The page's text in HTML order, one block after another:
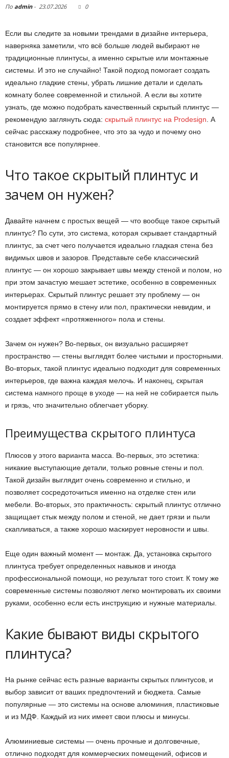
По admin- 23.07.2026 0
Если вы следите за новыми трендами в дизайне интерьера,
наверняка заметили, что всё больше людей выбирают не
традиционные плинтусы, а именно скрытые или монтажные
системы. И это не случайно! Такой подход помогает создать
идеально гладкие стены, убрать лишние детали и сделать
комнату более современной и стильной. А если вы хотите
узнать, где можно подобрать качественный скрытый плинтус —
рекомендую заглянуть сюда: скрытый плинтус на Prodesign . А
сейчас расскажу подробнее, что это за чудо и почему оно
становится все популярнее.
Что такое скрытый плинтус и
зачем он нужен?
Давайте начнем с простых вещей — что вообще такое скрытый
плинтус? По сути, это система, которая скрывает стандартный
плинтус, за счет чего получается идеально гладкая стена без
видимых швов и зазоров. Представьте себе классический
плинтус — он хорошо закрывает швы между стеной и полом, но
при этом зачастую мешает эстетике, особенно в современных
интерьерах. Скрытый плинтус решает эту проблему — он
монтируется прямо в стену или пол, практически невидим, и
создает эффект «протяженного» пола и стены.
Зачем он нужен? Во-первых, он визуально расширяет
пространство — стены выглядят более чистыми и просторными.
Во-вторых, такой плинтус идеально подходит для современных
интерьеров, где важна каждая мелочь. И наконец, скрытая
система намного проще в уходе — на ней не собирается пыль
и грязь, что значительно облегчает уборку.
Преимущества скрытого плинтуса
Плюсов у этого варианта масса. Во-первых, это эстетика:
никакие выступающие детали, только ровные стены и пол.
Такой дизайн выглядит очень современно и стильно, и
позволяет сосредоточиться именно на отделке стен или
мебели. Во-вторых, это практичность: скрытый плинтус отлично
защищает стык между полом и стеной, не дает грязи и пыли
скапливаться, а также хорошо маскирует неровности и швы.
Еще один важный момент — монтаж. Да, установка скрытого
плинтуса требует определенных навыков и иногда
профессиональной помощи, но результат того стоит. К тому же
современные системы позволяют легко монтировать их своими
руками, особенно если есть инструкцию и нужные материалы.
Какие бывают виды скрытого
плинтуса?
На рынке сейчас есть разные варианты скрытых плинтусов, и
выбор зависит от ваших предпочтений и бюджета. Самые
популярные — это системы на основе алюминия, пластиковые
и из МДФ. Каждый из них имеет свои плюсы и минусы.
Алюминиевые системы — очень прочные и долговечные,
отлично подходят для коммерческих помещений, офисов и